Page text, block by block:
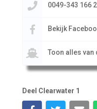
0049-343 166
Bekijk
Toon alles van
Deel Clearwater 1